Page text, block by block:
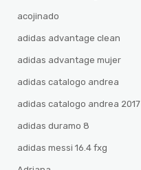
acojinado
adidas advantage clean
adidas advantage mujer
adidas catalogo andrea
adidas catalogo andrea 2017
adidas duramo 8
adidas messi 16.4 fxg